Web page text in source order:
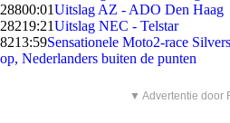
28800:01Uitslag AZ - ADO Den Haag
28219:21Uitslag NEC - Telstar
8213:59Sensationele Moto2-race
op, Nederlanders buiten de punten
▼ Advertentie door